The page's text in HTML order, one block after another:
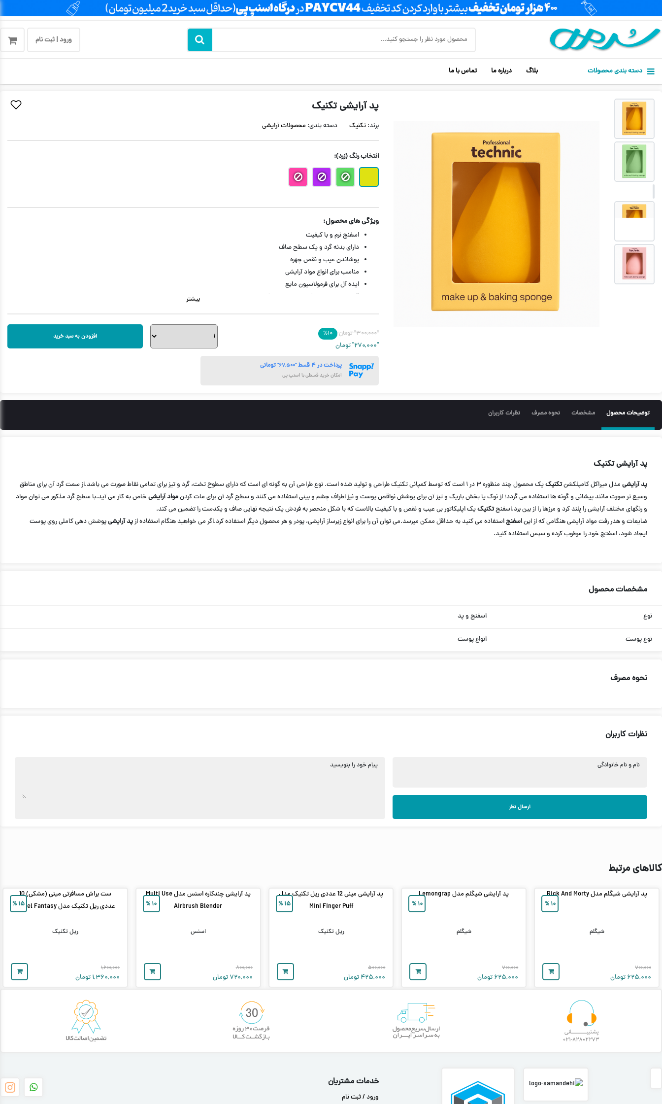
ورود | ثبت نام
دسته بندی محصولات بلاگ درباره ما تماس با ما
پد آرایشی تکنیک
برند: تکنیک دسته بندی: محصولات آرایشی
انتخاب رنگ(زرد):
ویژگی های محصول:
اسفنج نرم و با کیفیت
دارای بدنه گرد و یک سطح صاف
پوشاندن عیب و نقص چهره
مناسب برای انواع مواد آرایشی
ایده آل برای فرمولاسیون مایع
بیشتر
"۳۰۰,۰۰۰" تومان ۱۰%
"۲۷۰,۰۰۰" تومان
افزودن به سبد خرید
پرداخت در ۴ قسط "۶۷,۵۰۰" تومانی
امکان خرید قسطی با اسنپ پی
توضیحات محصول مشخصات نحوه مصرف نظرات کاربران
پد آرایشی تکنیک
پد آرایشی مدل میراکل کامپلکشنتکنیک
یک محصول چند منظوره ۳ در ۱ است که توسط کمپانی تکنیک طراحی و تولید شده است. نوع طراحی آن به گونه ای است که دارای سطوح تخت، گرد و تیز برای تمامی نقاط صورت می باشد.از سمت گرد آن برای مناطق
وسیع تر صورت مانند پیشانی و گونه ها استفاده می گردد؛ از نوک یا بخش باریک و تیز آن برای پوشش نواقص پوست و نیز اطراف چشم و بینی استفاده می کنند و سطح گرد آن برای مات کردنمواد آرایشی خاص به کار می آید.با سطح گرد مذکور می توان مواد
و رنگهای مختلف آرایشی را بِلند کرد و مرزها را از بین برد.اسفنجتکنیکیک اپلیکاتور بی عیب و نقص و با کیفیت بالاست که با شکل منحصر به فردش یک نتیجه نهایی صاف و یکدست را تضمین می کند.
ضایعات و هدر رفت مواد آرایشی هنگامی که از ایناسفنجاستفاده می کنید به حداقل ممکن میرسد.می توان آن را برای انواع زیرساز آرایشی، پودر و هر محصول دیگر استفاده کرد.اگر می خواهید هنگام استفاده ازپد آرایشیپوشش دهی کاملی روی پوست
ایجاد شود، اسفتج خود را مرطوب کرده و سپس استفاده کنید.
مشخصات محصول
نوع اسفنج و پد
نوع پوست انواع پوست
نحوه مصرف
نظرات کاربران
نام و نام خانوادگی
ارسال نظر
پیام خود را بنویسید
کالاهای مرتبط
۱۰ %
پد آرایشی شیگلم مدل Rick And Morty
شیگلم
۷۰۰,۰۰۰
۶۲۵,۰۰۰ تومان
۱۰ %
پد آرایشی شیگلم مدل Lemongrap
شیگلم
۷۰۰,۰۰۰
۶۲۵,۰۰۰ تومان
۱۵ %
پد آرایشی مینی 12 عددی ریل تکنیک مدل
Mini Finger Puff
ریل تکنیک
۵۰۰,۰۰۰
۴۲۵,۰۰۰ تومان
۱۰ %
پد آرایشی چندکاره اسنس مدل Multi Use
Airbrush Blender
اسنس
۸۰۰,۰۰۰
۷۲۰,۰۰۰ تومان
۱۵ %
ست براش مسافرتی مینی (مشکی) 10
عددی ریل تکنیک مدل Travel Fantasy
ریل تکنیک
۱,۶۰۰,۰۰۰
۱,۳۶۰,۰۰۰ تومان
خدمات مشتریان
ورود / ثبت نام